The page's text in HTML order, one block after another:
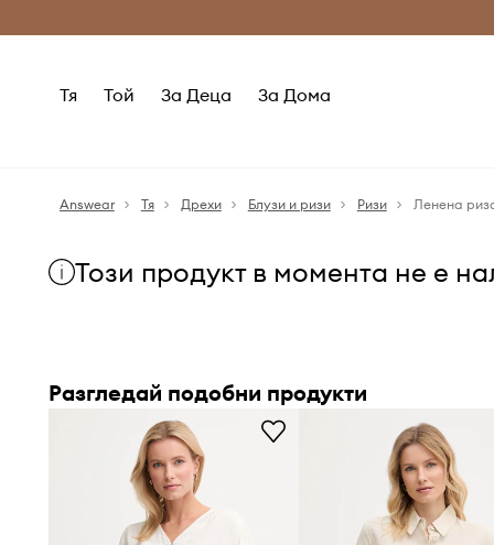
Безплатни
Тя Той За Деца За Дома
Answear Тя Дрехи Блузи и ризи Ризи Ленена
Този продукт в момента не е
Разгледай подобни продукти